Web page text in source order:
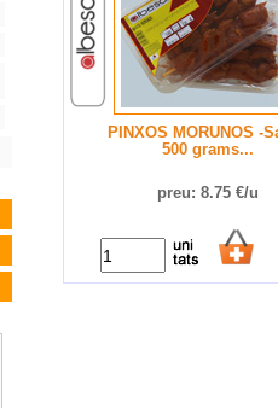
PINXOS MORUNOS -
500 grams...
preu: 8.75 €/u